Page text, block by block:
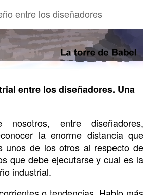
los diseñadores
entre los diseñadores
entre los diseñadores. Una
nosotros, entre diseñadores,
la enorme distancia que
unos de los otros al respecto de
que debe ejecutarse y cual es la
industrial.